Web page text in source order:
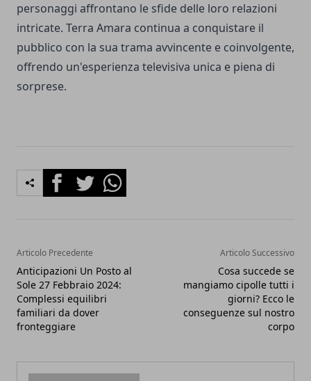
personaggi affrontano le sfide delle loro relazioni
intricate. Terra Amara continua a conquistare il
pubblico con la sua trama avvincente e coinvolgente,
offrendo un'esperienza televisiva unica e piena di
sorprese.
FacebookTwitterWhatsapp
Articolo Precedente
Anticipazioni Un Posto al
Sole 27 Febbraio 2024:
Complessi equilibri
familiari da dover
fronteggiare
Articolo Successivo
Cosa succede se
mangiamo cipolle tutti i
giorni? Ecco le
conseguenze sul nostro
corpo